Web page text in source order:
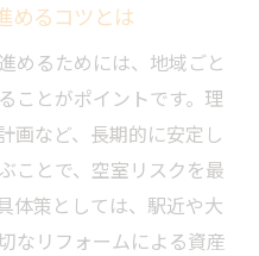
めるコツとは
めるためには、地域ごと
ことがポイントです。理
画など、長期的に安定し
ことで、空室リスクを最
体策としては、駅近や大
なリフォームによる資産